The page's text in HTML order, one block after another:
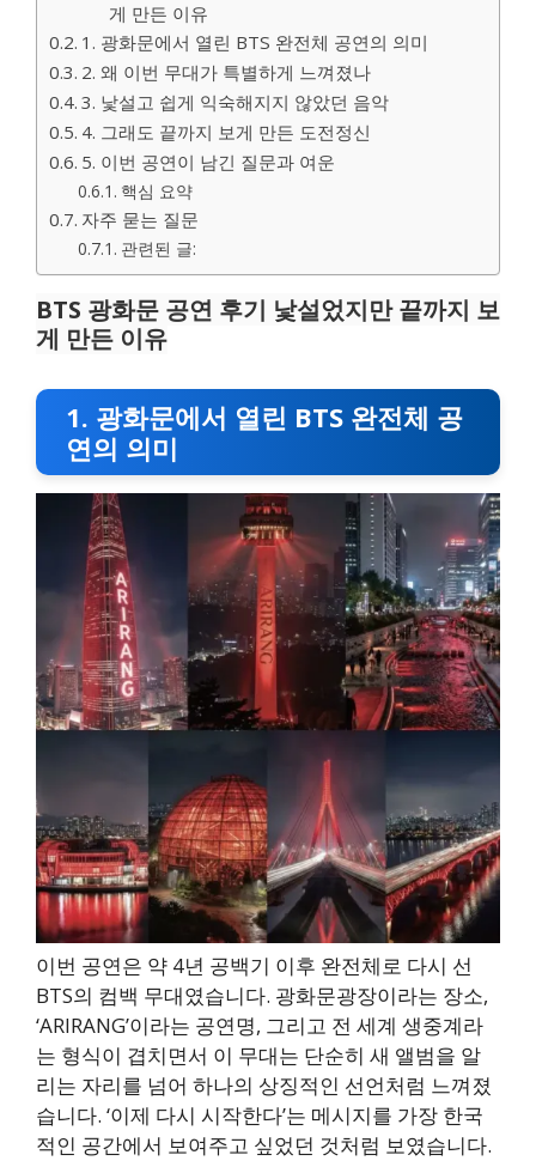
게 만든 이유
1. 광화문에서 열린 BTS 완전체 공연의 의미
2. 왜 이번 무대가 특별하게 느껴졌나
3. 낯설고 쉽게 익숙해지지 않았던 음악
4. 그래도 끝까지 보게 만든 도전정신
5. 이번 공연이 남긴 질문과 여운
핵심 요약
자주 묻는 질문
관련된 글:
BTS 광화문 공연 후기 낯설었지만 끝까지 보
게 만든 이유
1. 광화문에서 열린 BTS 완전체 공
연의 의미
이번 공연은 약 4년 공백기 이후 완전체로 다시 선
BTS의 컴백 무대였습니다. 광화문광장이라는 장소,
‘ARIRANG’이라는 공연명, 그리고 전 세계 생중계라
는 형식이 겹치면서 이 무대는 단순히 새 앨범을 알
리는 자리를 넘어 하나의 상징적인 선언처럼 느껴졌
습니다. ‘이제 다시 시작한다’는 메시지를 가장 한국
적인 공간에서 보여주고 싶었던 것처럼 보였습니다.